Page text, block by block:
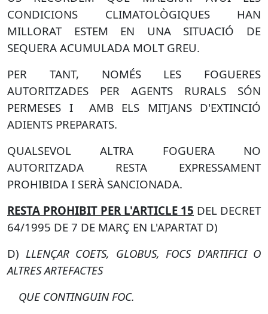
CONDICIONS CLIMATOLÒGIQUES HAN
MILLORAT ESTEM EN UNA SITUACIÓ DE
SEQUERA ACUMULADA MOLT GREU.
PER TANT, NOMÉS LES FOGUERES
AUTORITZADES PER AGENTS RURALS SÓN
PERMESES I AMB ELS MITJANS D'EXTINCIÓ
ADIENTS PREPARATS.
QUALSEVOL ALTRA FOGUERA NO
AUTORITZADA RESTA EXPRESSAMENT
PROHIBIDA I SERÀ SANCIONADA.
RESTA PROHIBIT PER L'ARTICLE 15 DEL DECRET
64/1995 DE 7 DE MARÇ EN L'APARTAT D)
D) LLENÇAR COETS, GLOBUS, FOCS D'ARTIFICI O
ALTRES ARTEFACTES
QUE CONTINGUIN FOC.